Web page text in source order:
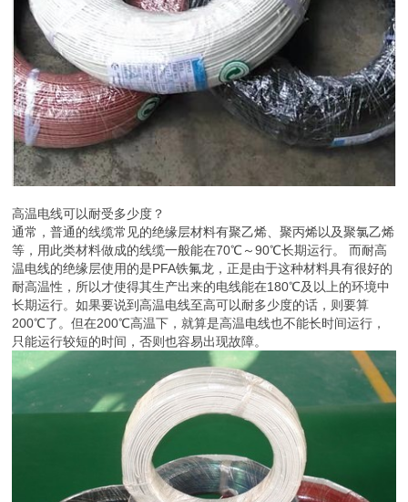
高温电线可以耐受多少度？
通常，普通的线缆常见的绝缘层材料有聚乙烯、聚丙烯以及聚氯乙烯
等，用此类材料做成的线缆一般能在70℃～90℃长期运行。 而耐高
温电线的绝缘层使用的是PFA铁氟龙，正是由于这种材料具有很好的
耐高温性，所以才使得其生产出来的电线能在180℃及以上的环境中
长期运行。如果要说到高温电线至高可以耐多少度的话，则要算
200℃了。但在200℃高温下，就算是高温电线也不能长时间运行，
只能运行较短的时间，否则也容易出现故障。